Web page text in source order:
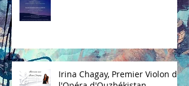
Irina Chagay, Premier Violon de